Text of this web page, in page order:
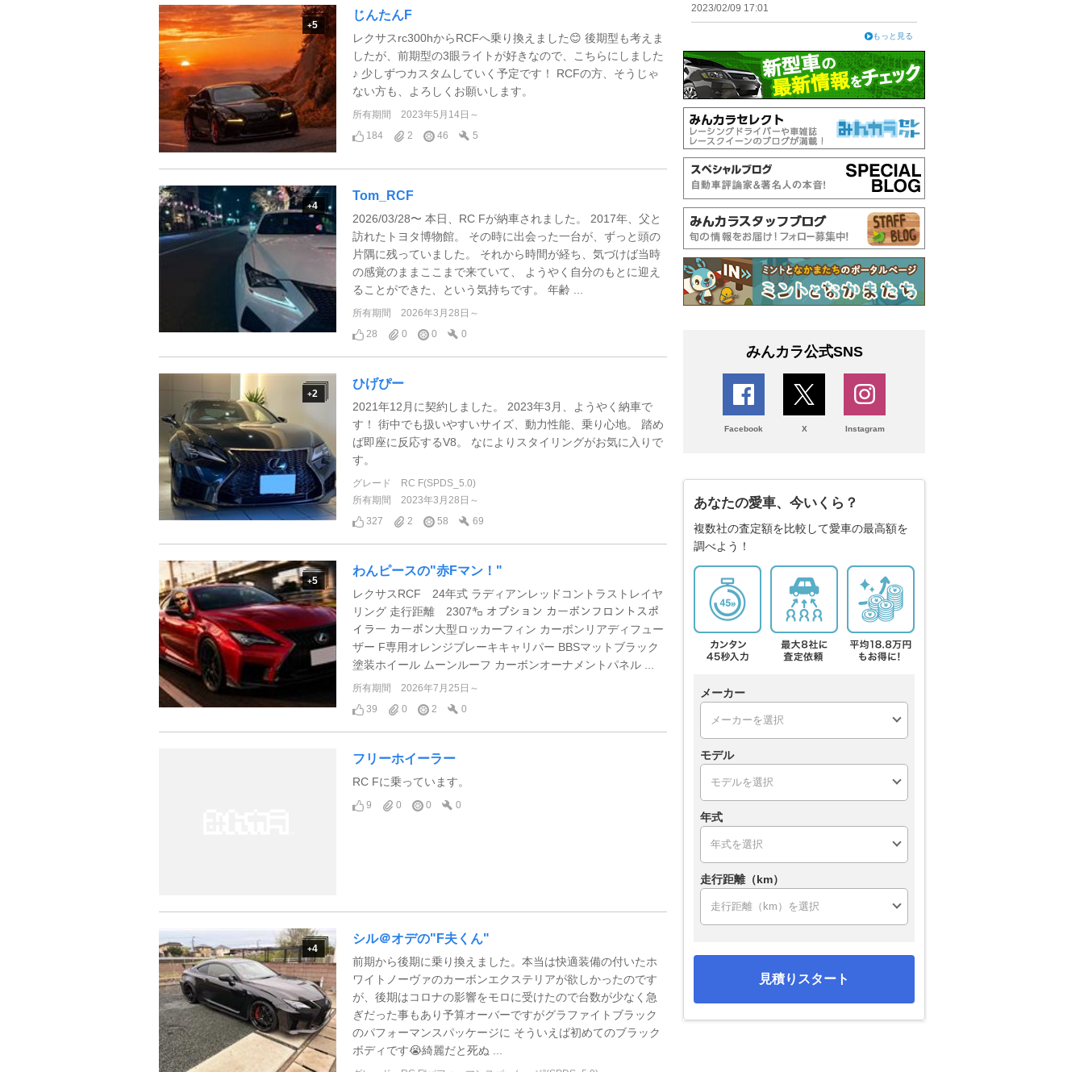
+5
じんたんF
レクサスrc300hからRCFへ乗り換えました😊 後期型も考えま
したが、前期型の3眼ライトが好きなので、こちらにしました
♪ 少しずつカスタムしていく予定です！ RCFの方、そうじゃ
ない方も、よろしくお願いします。
所有期間
2023年5月14日～
184
2 46 5
+4
Tom_RCF
2026/03/28〜 本日、RC Fが納車されました。 2017年、父と
訪れたトヨタ博物館。 その時に出会った一台が、ずっと頭の
片隅に残っていました。 それから時間が経ち、気づけば当時
の感覚のままここまで来ていて、 ようやく自分のもとに迎え
ることができた、という気持ちです。 年齢 ...
所有期間
2026年3月28日～
28
0 0 0
+2
ひげぴー
2021年12月に契約しました。 2023年3月、ようやく納車で
す！ 街中でも扱いやすいサイズ、動力性能、乗り心地。 踏め
ば即座に反応するV8。 なによりスタイリングがお気に入りで
す。
グレード
RC F(SPDS_5.0)
所有期間
2023年3月28日～
327
2 58 69
+5
わんピースの"赤Fマン！"
レクサスRCF 24年式 ラディアンレッドコントラストレイヤ
リング 走行距離 2307㌔ オプション カーボンフロントスポ
イラー カーボン大型ロッカーフィン カーボンリアディフュー
ザー F専用オレンジブレーキキャリパー BBSマットブラック
塗装ホイール ムーンルーフ カーボンオーナメントパネル ...
所有期間
2026年7月25日～
39
0 2 0
フリーホイーラー
RC Fに乗っています。
9 0 0 0
+4
シル＠オデの"F夫くん"
前期から後期に乗り換えました。本当は快適装備の付いたホ
ワイトノーヴァのカーボンエクステリアが欲しかったのです
が、後期はコロナの影響をモロに受けたので台数が少なく急
ぎだった事もあり予算オーバーですがグラファイトブラック
のパフォーマンスパッケージに そういえば初めてのブラック
ボディです😭綺麗だと死ぬ ...
2023/02/09 17:01
もっと見る
みんカラ公式SNS
Facebook X Instagram
あなたの愛車、今いくら？
複数社の査定額を比較して愛車の最高額を
調べよう！
メーカー
モデル
年式
走行距離（km）
見積りスタート